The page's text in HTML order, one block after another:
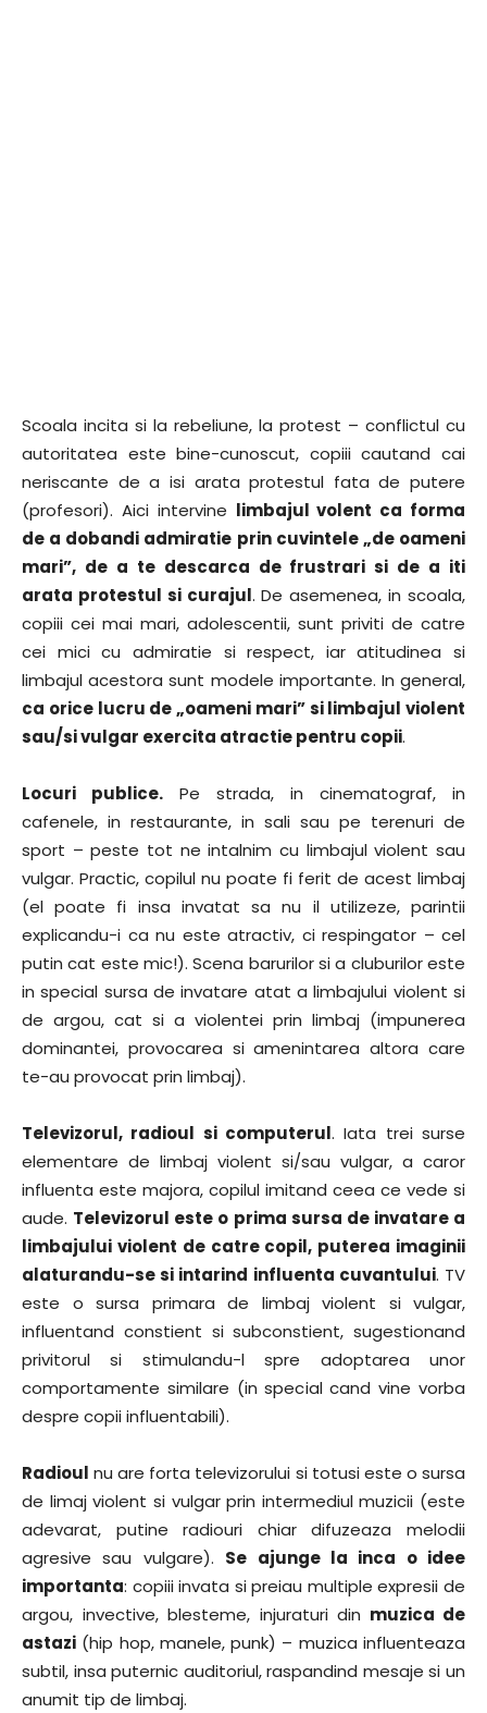
Scoala incita si la rebeliune, la protest – conflictul cu
autoritatea este bine-cunoscut, copiii cautand cai
neriscante de a isi arata protestul fata de putere
(profesori). Aici intervine limbajul volent ca forma
de a dobandi admiratie prin cuvintele „de oameni
mari”, de a te descarca de frustrari si de a iti
arata protestul si curajul. De asemenea, in scoala,
copiii cei mai mari, adolescentii, sunt priviti de catre
cei mici cu admiratie si respect, iar atitudinea si
limbajul acestora sunt modele importante. In general,
ca orice lucru de „oameni mari” si limbajul violent
sau/si vulgar exercita atractie pentru copii.
Locuri publice. Pe strada, in cinematograf, in
cafenele, in restaurante, in sali sau pe terenuri de
sport – peste tot ne intalnim cu limbajul violent sau
vulgar. Practic, copilul nu poate fi ferit de acest limbaj
(el poate fi insa invatat sa nu il utilizeze, parintii
explicandu-i ca nu este atractiv, ci respingator – cel
putin cat este mic!). Scena barurilor si a cluburilor este
in special sursa de invatare atat a limbajului violent si
de argou, cat si a violentei prin limbaj (impunerea
dominantei, provocarea si amenintarea altora care
te-au provocat prin limbaj).
Televizorul, radioul si computerul. Iata trei surse
elementare de limbaj violent si/sau vulgar, a caror
influenta este majora, copilul imitand ceea ce vede si
aude. Televizorul este o prima sursa de invatare a
limbajului violent de catre copil, puterea imaginii
alaturandu-se si intarind influenta cuvantului. TV
este o sursa primara de limbaj violent si vulgar,
influentand constient si subconstient, sugestionand
privitorul si stimulandu-l spre adoptarea unor
comportamente similare (in special cand vine vorba
despre copii influentabili).
Radioul nu are forta televizorului si totusi este o sursa
de limaj violent si vulgar prin intermediul muzicii (este
adevarat, putine radiouri chiar difuzeaza melodii
agresive sau vulgare). Se ajunge la inca o idee
importanta: copiii invata si preiau multiple expresii de
argou, invective, blesteme, injuraturi din muzica de
astazi (hip hop, manele, punk) – muzica influenteaza
subtil, insa puternic auditoriul, raspandind mesaje si un
anumit tip de limbaj.